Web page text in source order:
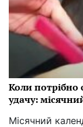
Коли потрібно
удачу:
Місячний